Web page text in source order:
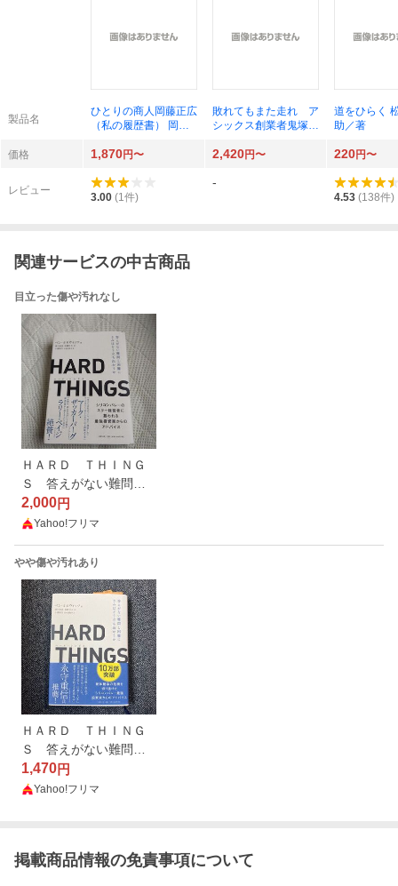
製品名
ひとりの商人岡藤正広
（私の履歴書） 岡藤
敗れてもまた走れ ア
シックス創業者鬼塚喜
カタイガー」を創った
界と戦い続けたか 財
道をひらく
助／著
価格 1,870円〜 2,420円〜 220円〜
レビュー
3.00 (1件)
-
4.53 (138件)
関連サービスの中古商品
目立った傷や汚れなし
ＨＡＲＤ ＴＨＩＮＧ
Ｓ 答えがない難問と
困難にきみはどう立ち
向かうか ベン・ホロウ
／訳 高橋信夫／訳
2,000円
Yahoo!フリマ
やや傷や汚れあり
ＨＡＲＤ ＴＨＩＮＧ
Ｓ 答えがない難問と
困難にきみはどう立ち
向かうか ベン・ホロウ
1,470円
Yahoo!フリマ
掲載商品情報の免責事項について